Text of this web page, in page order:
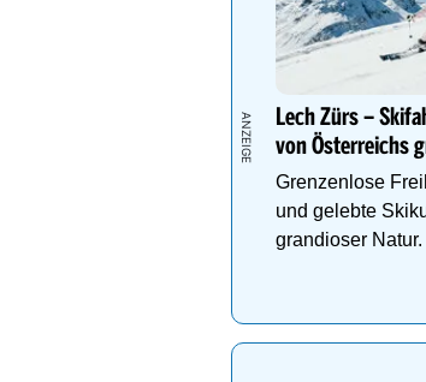
Lech Zürs –
von Österreichs
Grenzenlose
und gelebte
grandioser